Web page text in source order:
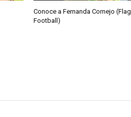
Conoce a Fernanda Cornejo (Flag
Football)